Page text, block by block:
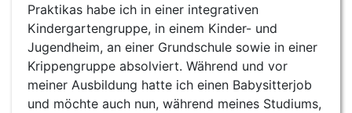
Praktikas habe ich in einer integrativen
Kindergartengruppe, in einem Kinder- und
Jugendheim, an einer Grundschule sowie in einer
Krippengruppe absolviert. Während und vor
meiner Ausbildung hatte ich einen Babysitterjob
und möchte auch nun, während meines Studiums,